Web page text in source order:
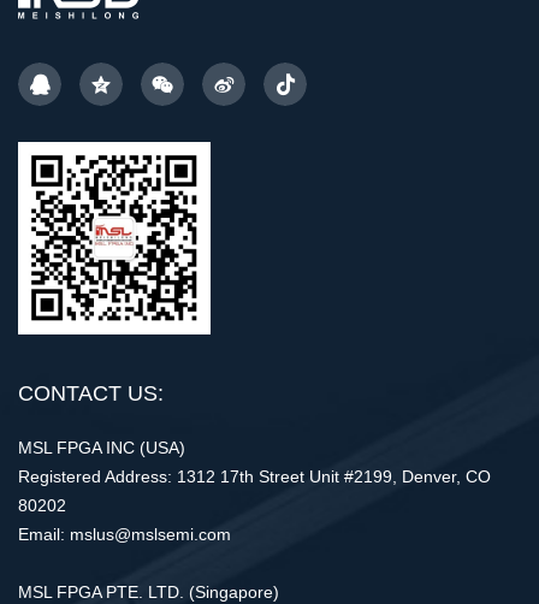
CONTACT US:
MSL FPGA INC (USA)
Registered Address: 1312 17th Street Unit #2199, Denver, CO
80202
Email: mslus@mslsemi.com
MSL FPGA PTE. LTD. (Singapore)